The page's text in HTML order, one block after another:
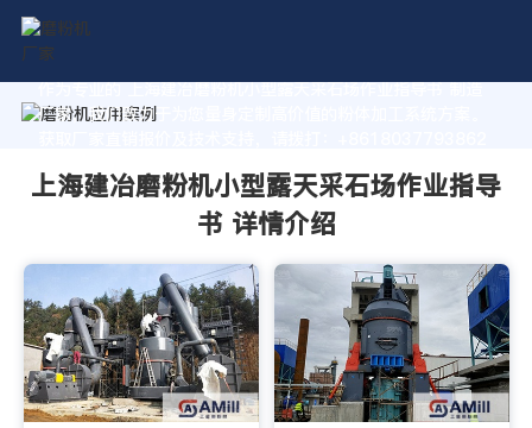
作为专业的 上海建冶磨粉机小型露天采石场作业指导书 制造
厂家，我们致力于为您量身定制高价值的粉体加工系统方案。
上海建冶磨粉机小型露天采石场作业指导
书 详情介绍